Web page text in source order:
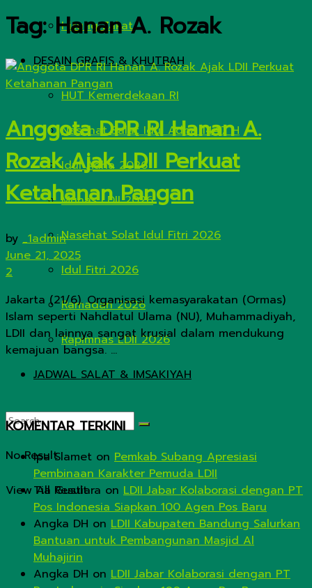
Hitung Zakat
DESAIN GRAFIS & KHUTBAH
HUT Kemerdekaan RI
Nasehat Salat Idul Adha 1447 H
Idul Adha 2026
Munas LDII 2026
Nasehat Solat Idul Fitri 2026
Idul Fitri 2026
Ramadan 2026
Rapimnas LDII 2026
JADWAL SALAT & IMSAKIYAH
No Result
View All Result
Tag:Hanan A. Rozak
Anggota DPR RI Hanan A.
Rozak Ajak LDII Perkuat
Ketahanan Pangan
by _1admin
June 21, 2025
2
Jakarta (21/6). Organisasi kemasyarakatan (Ormas)
Islam seperti Nahdlatul Ulama (NU), Muhammadiyah,
LDII dan lainnya sangat krusial dalam mendukung
kemajuan bangsa. ...
KOMENTAR TERKINI
Ipa Slamet on Pemkab Subang Apresiasi
Pembinaan Karakter Pemuda LDII
Tia Gustiara on LDII Jabar Kolaborasi dengan PT
Pos Indonesia Siapkan 100 Agen Pos Baru
Angka DH on LDII Kabupaten Bandung Salurkan
Bantuan untuk Pembangunan Masjid Al
Muhajirin
Angka DH on LDII Jabar Kolaborasi dengan PT